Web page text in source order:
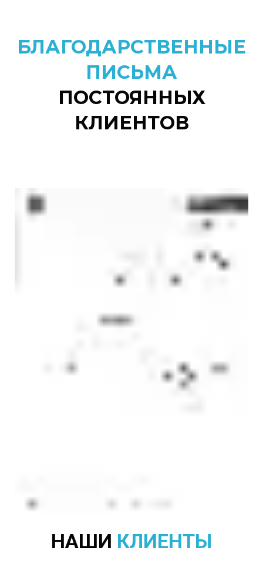
БЛАГОДАРСТВЕННЫЕ
ПИСЬМА
ПОСТОЯННЫХ
КЛИЕНТОВ
НАШИ КЛИЕНТЫ